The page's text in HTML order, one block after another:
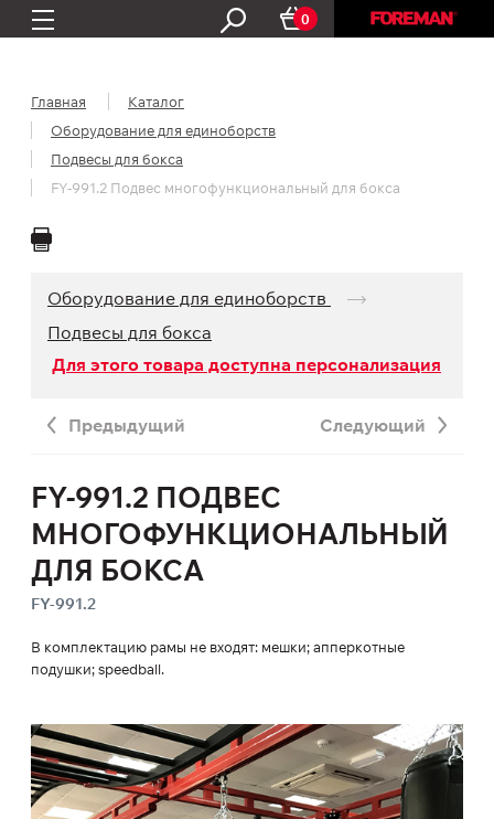
0
Главная
Каталог
Оборудование для единоборств
Подвесы для бокса
FY-991.2 Подвес многофункциональный для бокса
Оборудование для единоборств
Подвесы для бокса
Для этого товара доступна персонализация
Предыдущий Следующий
FY-991.2 ПОДВЕС
МНОГОФУНКЦИОНАЛЬНЫЙ
ДЛЯ БОКСА
FY-991.2
В комплектацию рамы не входят: мешки; апперкотные
подушки; speedball.